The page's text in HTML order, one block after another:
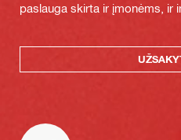
paslauga skirta ir įmonėms, ir